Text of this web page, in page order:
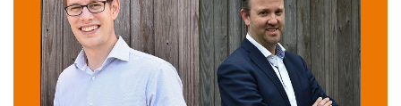
helpen bij het realiseren van uw agrarische
vastgoeddromen. Uw succes is onze prioriteit!